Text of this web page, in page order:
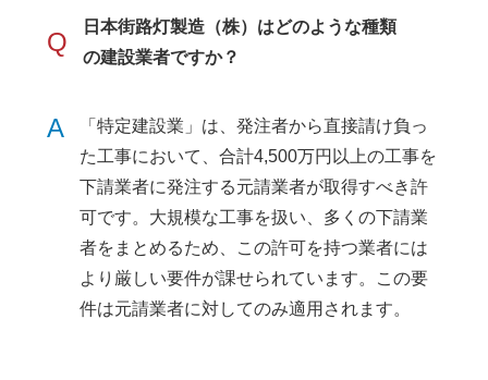
Q
日本街路灯製造（株）はどのような種類
の建設業者ですか？
A
「特定建設業」は、発注者から直接請け負っ
た工事において、合計4,500万円以上の工事を
下請業者に発注する元請業者が取得すべき許
可です。大規模な工事を扱い、多くの下請業
者をまとめるため、この許可を持つ業者には
より厳しい要件が課せられています。この要
件は元請業者に対してのみ適用されます。